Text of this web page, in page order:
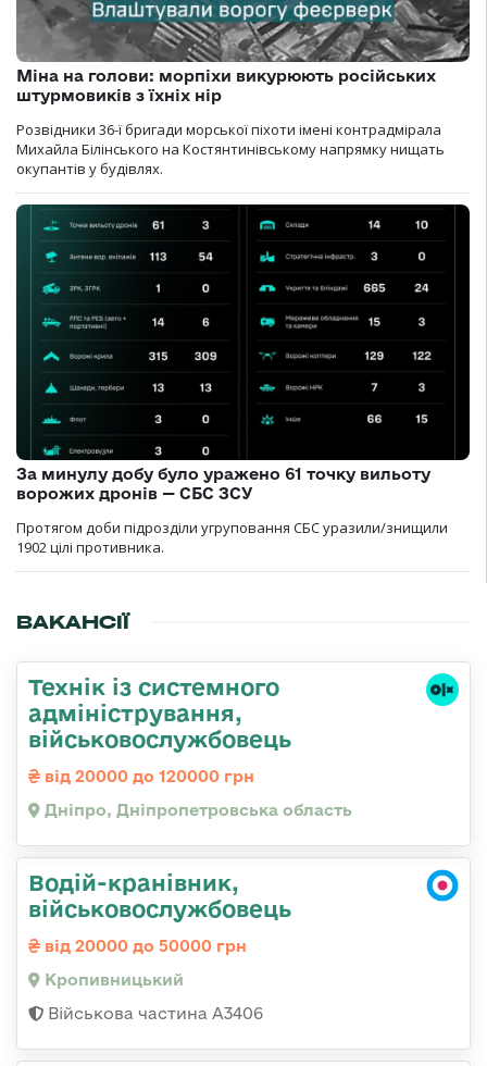
Міна на голови: морпіхи викурюють російських
штурмовиків з їхніх нір
Розвідники 36-ї бригади морської піхоти імені контрадмірала
Михайла Білінського на Костянтинівському напрямку нищать
окупантів у будівлях.
За минулу добу було уражено 61 точку вильоту
ворожих дронів — СБС ЗСУ
Протягом доби підрозділи угруповання СБС уразили/знищили
1902 цілі противника.
ВАКАНСІЇ
Технік із системного
адміністрування,
військовослужбовець
від 20000 до 120000 грн
Дніпро, Дніпропетровська область
Водій-кранівник,
військовослужбовець
від 20000 до 50000 грн
Кропивницький
Військова частина А3406